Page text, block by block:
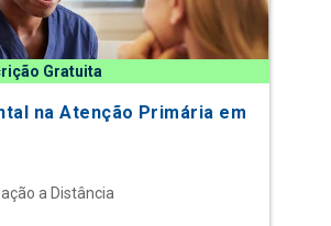
Gratuita
na Atenção Primária em
a Distância